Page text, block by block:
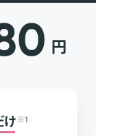
円
け ※1